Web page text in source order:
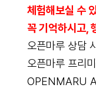
체험해보실 수
꼭 기억하시고,
오픈마루 상담
오픈마루 프리
OPENMARU